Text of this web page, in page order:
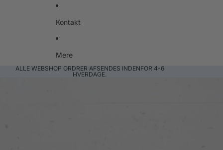
Kontakt
Mere
ALLE WEBSHOP ORDRER AFSENDES INDENFOR 4-6
HVERDAGE.
Gå til produktoplysninger